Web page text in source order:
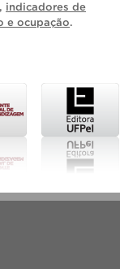
, indicadores de
e ocupação.